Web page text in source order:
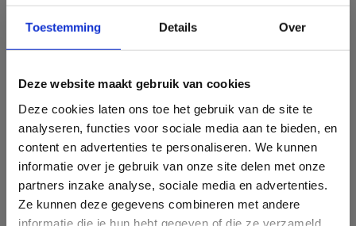
Toestemming Details Over
Deze website maakt gebruik van cookies
Deze cookies laten ons toe het gebruik van de site te
analyseren, functies voor sociale media aan te bieden, en
content en advertenties te personaliseren. We kunnen
informatie over je gebruik van onze site delen met onze
partners inzake analyse, sociale media en advertenties.
Ze kunnen deze gegevens combineren met andere
informatie die je hun hebt gegeven of die ze verzameld
×
Notificatie - gepubliceerd op 16 april 2024:
Er is een correctie doorgevoerd voor de berekening van
webrating. De online consumptie van tv-programma’s live en
tot 7 dagen na de uitzending via een Connected TV tellen niet
langer mee in de webrating omdat deze consumptie reeds
meetelt in de TV rating (gemeten aan de hand van het TV
panel). De impact van deze correctie is voor het geheel van
programma’s gemiddeld -0.59% in het Noorden en -0.13% in
het Zuiden.